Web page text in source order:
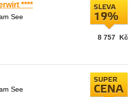
****
See
SLEVA
19%
8 757 Kč
See
SUPER
CENA